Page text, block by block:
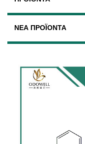
ΝΈΑ ΠΡΟΪΌΝΤΑ